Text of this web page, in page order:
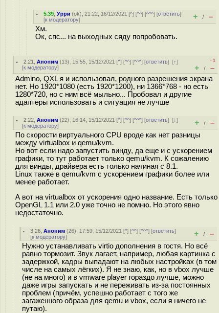
5.39 ,Урри (ok), 21:22, 16/12/2021 [^] [^^] [^^^] [ответить]
[к модератору] + / –
Хм.
Ок, спс... на выходных сяду попробовать.
2.21 ,Аноним (13), 15:55, 15/12/2021 [^] [^^] [^^^] [ответить][↑]
[к модератору]
–1
+ / –
Admino, QXL я и использовал, родного разрешения экрана
нет. Но 1920*1080 (есть 1920*1200), ни 1366*768 - но есть
1280*720, но с ним всё мыльно... Пробовал и другие
адаптеры использовать и ситуация не лучше
2.22 ,Аноним (22), 16:14, 15/12/2021 [^] [^^] [^^^] [ответить][↓]
[к модератору] + / –
По скорости виртуального CPU вроде как нет разницы
между virtualbox и qemu/kvm.
Но вот если надо запустить винду, да еще и с ускорением
графики, то тут работает только qemu/kvm. К сожалению
для винды, драйвера есть только начиная с 8.1.
Linux также в qemu/kvm с ускорением графики более или
менее работает.
А вот на virtualbox от ускорения одно название. Есть только
OpenGL 1.1 или 2.0 уже точно не помню. Но этого явно
недостаточно.
3.26 ,Аноним (26), 17:59, 15/12/2021 [^] [^^] [^^^] [ответить]
[к модератору] + / –
Нужно устанавливать virtio дополнения в гостя. Но всё
равно тормозит. Звук лагает, например, любая картинка с
задержкой, кадры выпадают на любых настройках (в том
числе на самых лёгких). Я не знаю, как, но в vbox лучше
(не на много) и в vmware player гораздо лучше, можно
даже игры запускать и не переживать из-за постоянных
проблем (причём, успешно работает с того же
загаженного образа для qemu и vbox, если я ничего не
путаю).